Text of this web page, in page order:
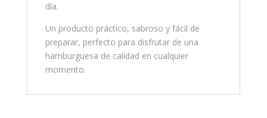
día.
Un producto práctico, sabroso y fácil de
preparar, perfecto para disfrutar de una
hamburguesa de calidad en cualquier
momento.